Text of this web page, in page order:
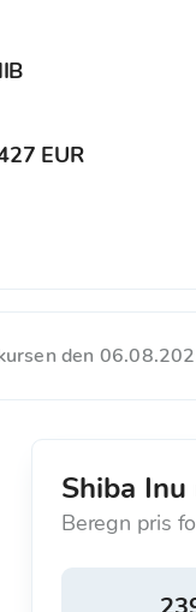
EUR
den
Shiba
Beregn pris